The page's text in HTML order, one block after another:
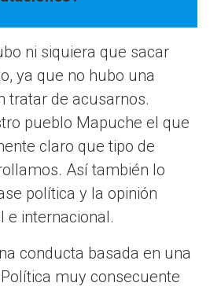
ni siquiera que sacar
ya que no hubo una
tratar de acusarnos.
pueblo Mapuche el que
claro que tipo de
Así también lo
política y la opinión
e internacional.
conducta basada en una
muy consecuente